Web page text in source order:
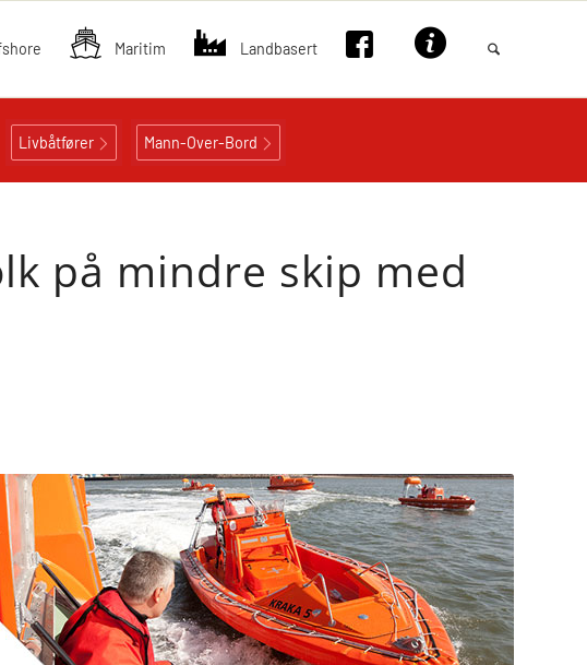
Maritim Landbasert
Livbåtfører Mann-Over-Bord
på mindre skip med